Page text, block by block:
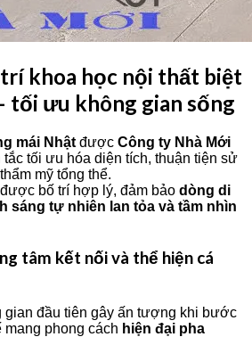
khoa học nội thất biệt
tối ưu không gian sống
mái Nhật được Công ty Nhà Mới
tắc tối ưu hóa diện tích, thuận tiện sử
mỹ tổng thể.
bố trí hợp lý, đảm bảo dòng di
sáng tự nhiên lan tỏa và tầm nhìn
tâm kết nối và thể hiện cá
gian đầu tiên gây ấn tượng khi bước
phong cách hiện đại pha